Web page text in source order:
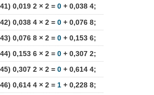
41) 0,019 2 × 2 = 0 + 0,038 4;
42) 0,038 4 × 2 = 0 + 0,076 8;
43) 0,076 8 × 2 = 0 + 0,153 6;
44) 0,153 6 × 2 = 0 + 0,307 2;
45) 0,307 2 × 2 = 0 + 0,614 4;
46) 0,614 4 × 2 = 1 + 0,228 8;